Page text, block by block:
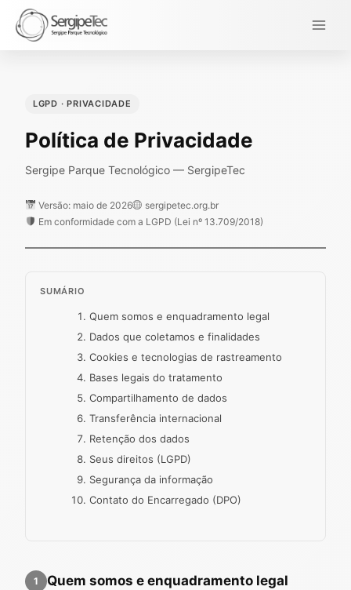
para
LGPD · PRIVACIDADE
Política de Privacidade
Sergipe Parque Tecnológico — SergipeTec
Versão: maio de 2026
sergipetec.org.br
Em conformidade com a LGPD (Lei nº 13.709/2018)
SUMÁRIO
Quem somos e enquadramento legal
Dados que coletamos e finalidades
Cookies e tecnologias de rastreamento
Bases legais do tratamento
Compartilhamento de dados
Transferência internacional
Retenção dos dados
Seus direitos (LGPD)
Segurança da informação
Contato do Encarregado (DPO)
1 Quem somos e enquadramento legal